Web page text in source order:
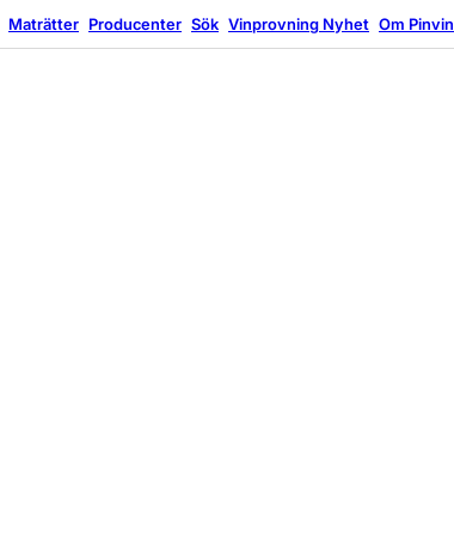
Maträtter Producenter Sök Vinprovning Nyhet Om